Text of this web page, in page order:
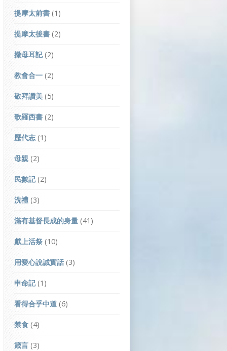
提摩太前書 (1)
提摩太後書 (2)
撒母耳記(2)
教會合一 (2)
敬拜讚美 (5)
歌羅西書 (2)
歷代志 (1)
母親 (2)
民數記(2)
洗禮 (3)
滿有基督長成的身量 (41)
獻上活祭 (10)
用愛心說誠實話 (3)
申命記(1)
看得合乎中道 (6)
禁食 (4)
箴言 (3)